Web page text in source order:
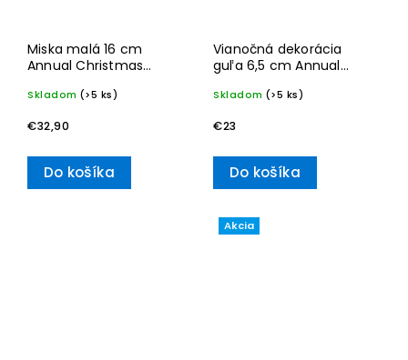
Miska malá 16 cm
Annual Christmas
Skladom (>5 ks)
€32,90
Do košíka
Vianočná dekorácia
guľa 6,5 cm Annual
Villeroy & Boch
Skladom (>5 ks)
€23
Do košíka
Akcia